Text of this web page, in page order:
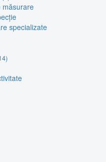
măsurare
specializate